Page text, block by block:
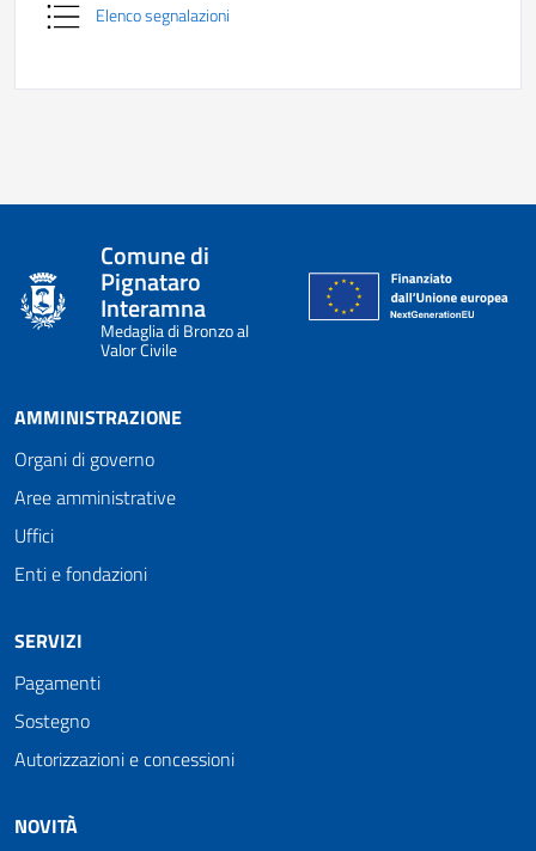
Elenco segnalazioni
Comune di
Pignataro
Interamna
Medaglia di Bronzo al
Valor Civile
AMMINISTRAZIONE
Organi di governo
Aree amministrative
Uffici
Enti e fondazioni
SERVIZI
Pagamenti
Sostegno
Autorizzazioni e concessioni
NOVITÀ